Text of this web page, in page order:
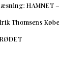
HAMNET
Thomsens